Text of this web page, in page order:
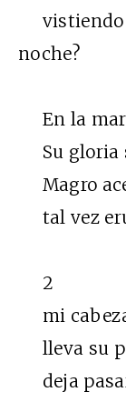
vistiendo
noche?
En la
Su gloria
Magro
tal vez
2
mi
lleva su
deja